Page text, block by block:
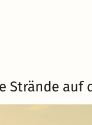
Strände auf